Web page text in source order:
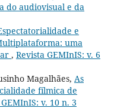
do audiovisual e da
e
uma
, Revista GEMInIS: v. 6
Magalhães, As
fílmica de
v. 10 n. 3